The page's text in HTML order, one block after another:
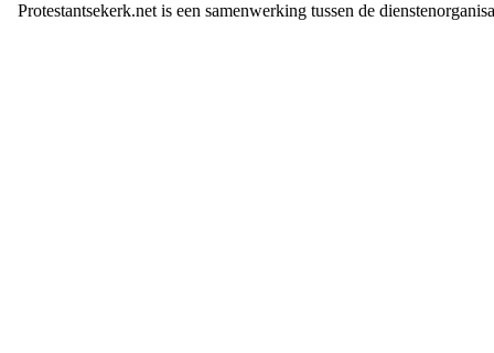
Protestantsekerk.net is een samenwerking tussen de